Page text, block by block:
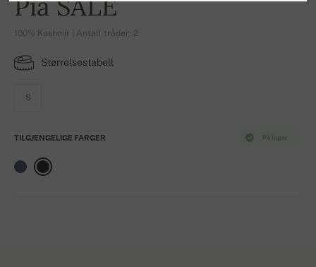
100% Kashmir | Antall tråder: 2
Størrelsestabell
S
På lager
TILGJENGELIGE FARGER